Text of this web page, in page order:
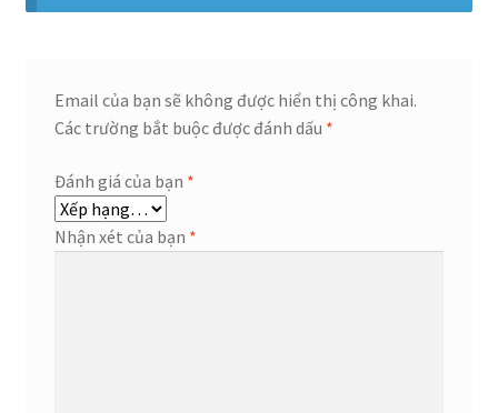
Email của bạn sẽ không được hiển thị công khai.
Các trường bắt buộc được đánh dấu *
Đánh giá của bạn *
Nhận xét của bạn *